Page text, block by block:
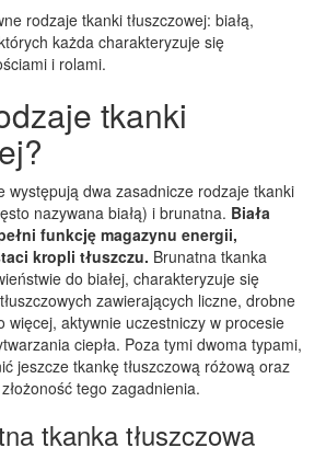
rodzaje tkanki tłuszczowej: białą,
każda charakteryzuje się
i rolami.
tkanki
występują dwa zasadnicze rodzaje tkanki
nazywana białą) i brunatna. Biała
funkcję magazynu energii,
kropli tłuszczu. Brunatna tkanka
do białej, charakteryzuje się
zawierających liczne, drobne
więcej, aktywnie uczestniczy w procesie
ciepła. Poza tymi dwoma typami,
jeszcze tkankę tłuszczową różową oraz
tego zagadnienia.
tkanka tłuszczowa